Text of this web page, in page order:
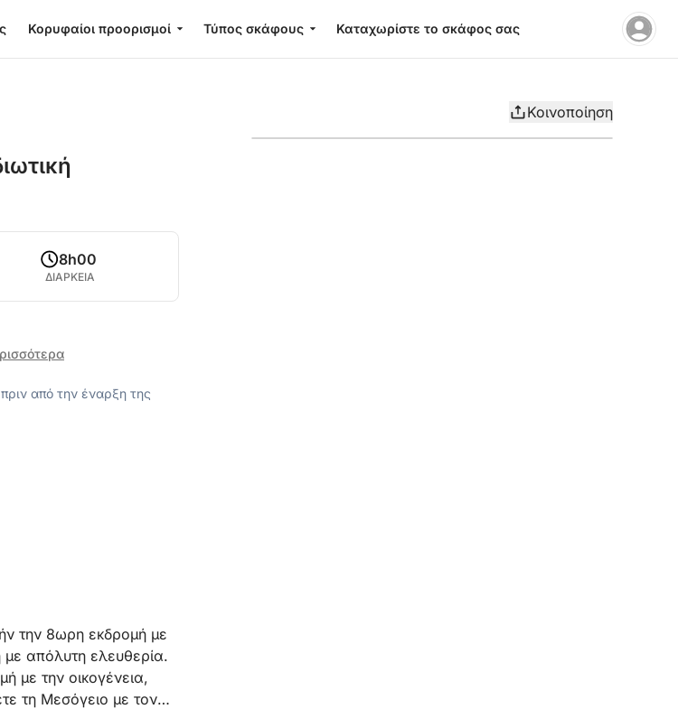
Κορυφαίοι προορισμοί Τύπος σκάφους Καταχωρίστε το σκάφος σας
Κοινοποίηση
8h00
ΔΙΑΡΚΕΙΑ
από την έναρξη της
την 8ωρη εκδρομή με
απόλυτη ελευθερία.
με την οικογένεια,
τη Μεσόγειο με τον